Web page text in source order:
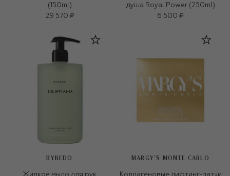
(150ml)
29 570 ₽
душа Royal Power (250ml)
6 500 ₽
BYREDO MARGY’S MONTE CARLO